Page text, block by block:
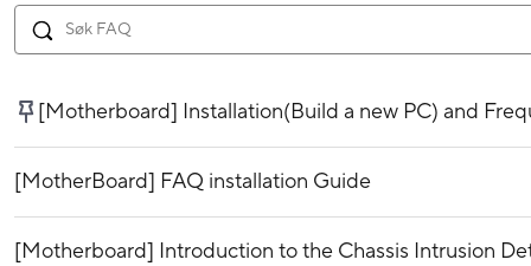
[Motherboard] Installation(Build a new PC) and
[MotherBoard] FAQ installation Guide
[Motherboard] Introduction to the Chassis Intrusion